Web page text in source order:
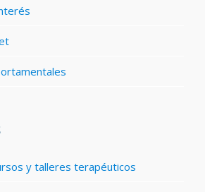
y talleres terapéuticos